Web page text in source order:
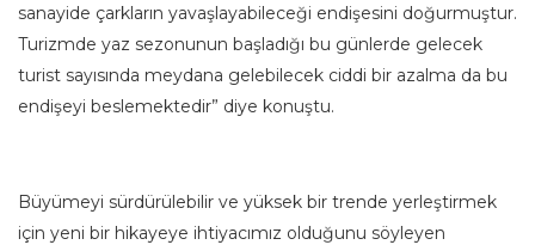
sanayide çarkların yavaşlayabileceği endişesini doğurmuştur.
Turizmde yaz sezonunun başladığı bu günlerde gelecek
turist sayısında meydana gelebilecek ciddi bir azalma da bu
endişeyi beslemektedir” diye konuştu.
Büyümeyi sürdürülebilir ve yüksek bir trende yerleştirmek
için yeni bir hikayeye ihtiyacımız olduğunu söyleyen